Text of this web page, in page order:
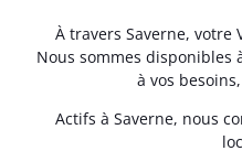
À travers Saverne, votre
Nous sommes
à vos
Actifs à Saverne, nous